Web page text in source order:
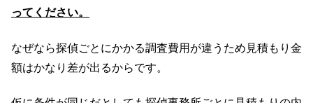
ってください。
なぜなら探偵ごとにかかる調査費用が違うため見積もり金
額はかなり差が出るからです。